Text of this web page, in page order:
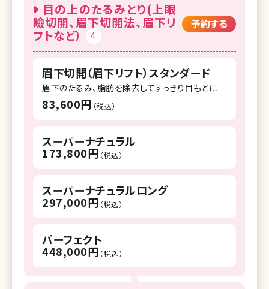
目の上のたるみとり(上眼
瞼切開、眉下切開法、眉下リ
フトなど）
4
予約する
眉下切開（眉下リフト）スタンダード
眉下のたるみ、脂肪を除去してすっきり目もとに
83,600円 （税込）
スーパーナチュラル
173,800円 （税込）
スーパーナチュラルロング
297,000円 （税込）
パーフェクト
448,000円 （税込）